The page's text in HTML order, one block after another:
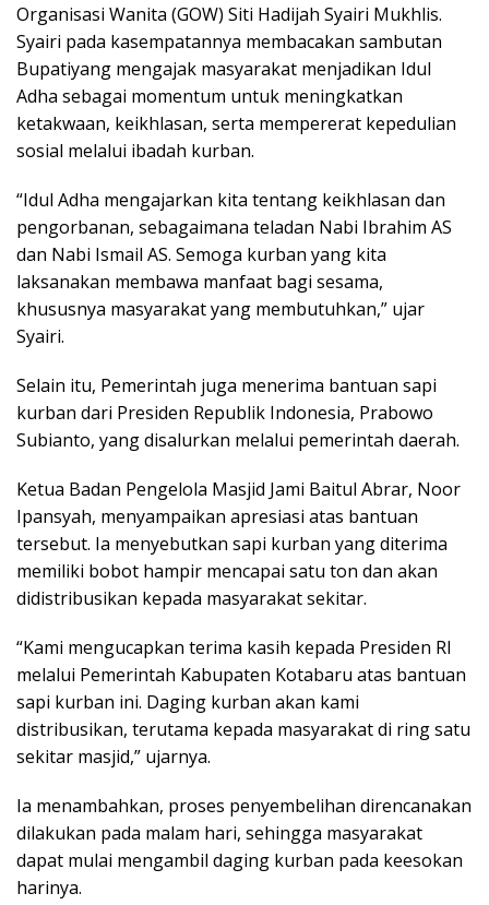
Organisasi Wanita (GOW) Siti Hadijah Syairi Mukhlis.
Syairi pada kasempatannya membacakan sambutan
Bupatiyang mengajak masyarakat menjadikan Idul
Adha sebagai momentum untuk meningkatkan
ketakwaan, keikhlasan, serta mempererat kepedulian
sosial melalui ibadah kurban.
“Idul Adha mengajarkan kita tentang keikhlasan dan
pengorbanan, sebagaimana teladan Nabi Ibrahim AS
dan Nabi Ismail AS. Semoga kurban yang kita
laksanakan membawa manfaat bagi sesama,
khususnya masyarakat yang membutuhkan,” ujar
Syairi.
Selain itu, Pemerintah juga menerima bantuan sapi
kurban dari Presiden Republik Indonesia, Prabowo
Subianto, yang disalurkan melalui pemerintah daerah.
Ketua Badan Pengelola Masjid Jami Baitul Abrar, Noor
Ipansyah, menyampaikan apresiasi atas bantuan
tersebut. Ia menyebutkan sapi kurban yang diterima
memiliki bobot hampir mencapai satu ton dan akan
didistribusikan kepada masyarakat sekitar.
“Kami mengucapkan terima kasih kepada Presiden RI
melalui Pemerintah Kabupaten Kotabaru atas bantuan
sapi kurban ini. Daging kurban akan kami
distribusikan, terutama kepada masyarakat di ring satu
sekitar masjid,” ujarnya.
Ia menambahkan, proses penyembelihan direncanakan
dilakukan pada malam hari, sehingga masyarakat
dapat mulai mengambil daging kurban pada keesokan
harinya.